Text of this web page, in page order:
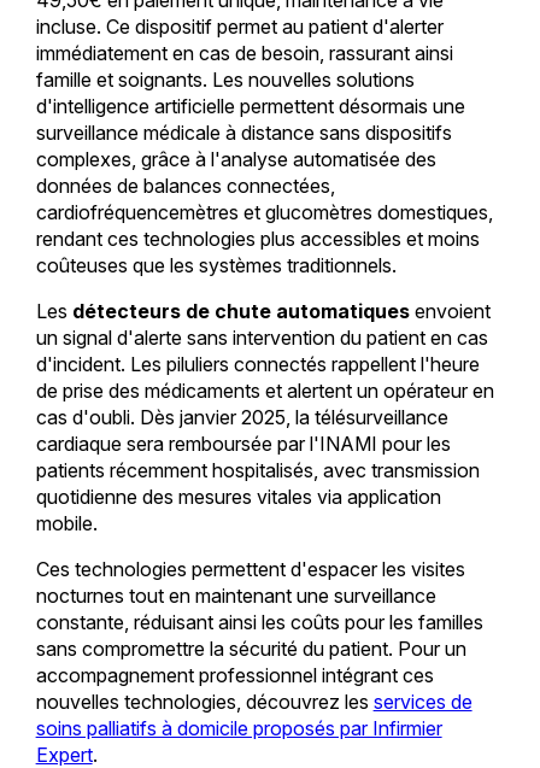
incluse. Ce dispositif permet au patient d'alerter
immédiatement en cas de besoin, rassurant ainsi
famille et soignants. Les nouvelles solutions
d'intelligence artificielle permettent désormais une
surveillance médicale à distance sans dispositifs
complexes, grâce à l'analyse automatisée des
données de balances connectées,
cardiofréquencemètres et glucomètres domestiques,
rendant ces technologies plus accessibles et moins
coûteuses que les systèmes traditionnels.
Les détecteurs de chute automatiquesenvoient
un signal d'alerte sans intervention du patient en cas
d'incident. Les piluliers connectés rappellent l'heure
de prise des médicaments et alertent un opérateur en
cas d'oubli. Dès janvier 2025, la télésurveillance
cardiaque sera remboursée par l'INAMI pour les
patients récemment hospitalisés, avec transmission
quotidienne des mesures vitales via application
mobile.
Ces technologies permettent d'espacer les visites
nocturnes tout en maintenant une surveillance
constante, réduisant ainsi les coûts pour les familles
sans compromettre la sécurité du patient. Pour un
accompagnement professionnel intégrant ces
nouvelles technologies, découvrez les services de
soins palliatifs à domicile proposés par Infirmier
Expert.